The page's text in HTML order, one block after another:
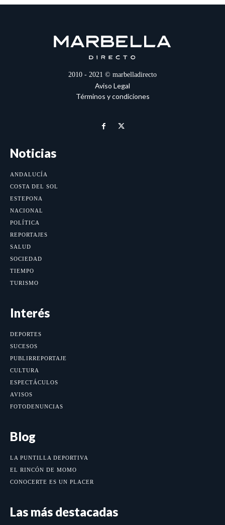
2010 - 2021 © marbelladirecto
Aviso Legal
Términos y condiciones
Noticias
ANDALUCÍA
COSTA DEL SOL
ESTEPONA
NACIONAL
POLÍTICA
REPORTAJES
SALUD
SOCIEDAD
TIEMPO
TURISMO
Interés
DEPORTES
SUCESOS
PUBLIRREPORTAJE
CULTURA
ESPECTÁCULOS
AVISOS
FOTODENUNCIAS
Blog
LA PUNTILLA DEPORTIVA
EL RINCÓN DE MOMO
CONOCERTE ES UN PLACER
Las más destacadas